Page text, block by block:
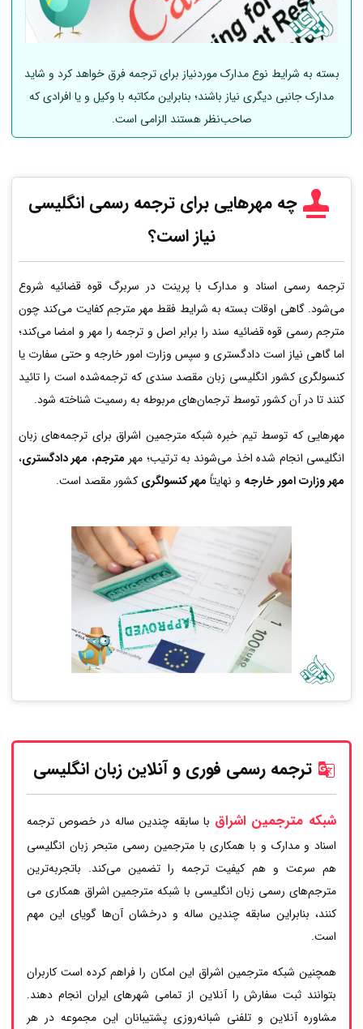
بسته به شرایط نوع مدارک موردنیاز برای ترجمه فرق خواهد کرد و شاید
مدارک جانبی دیگری نیاز باشند؛ بنابراین مکاتبه با وکیل و یا افرادی که
صاحب‌نظر هستند الزامی است.
چه مهرهایی برای ترجمه رسمی انگلیسی
نیاز است؟
ترجمه رسمی اسناد و مدارک با پرینت در سربرگ قوه قضائیه شروع
می‌شود. گاهی اوقات بسته به شرایط فقط مهر مترجم کفایت می‌کند چون
مترجم رسمی قوه قضائیه سند را برابر اصل و ترجمه را مهر و امضا می‌کند؛
اما گاهی نیاز است دادگستری و سپس وزارت امور خارجه و حتی سفارت یا
کنسولگری کشور انگلیسی زبان مقصد سندی که ترجمه‌شده است را تائید
کنند تا در آن کشور توسط ترجمان‌های مربوطه به رسمیت شناخته شود.
مهرهایی که توسط تیم خبره شبکه مترجمین اشراق برای ترجمه‌های زبان
انگلیسی انجام شده اخذ می‌شوند به ترتیب؛ مهر مترجم، مهر دادگستری،
مهر وزارت امور خارجه و نهایتاً مهر کنسولگری کشور مقصد است.
ترجمه رسمی فوری و آنلاین زبان انگلیسی
شبکه مترجمین اشراق با سابقه چندین ساله در خصوص ترجمه
اسناد و مدارک و با همکاری با مترجمین رسمی متبحر زبان انگلیسی
هم سرعت و هم کیفیت ترجمه را تضمین می‌کند. باتجربه‌ترین
مترجم‌های رسمی زبان انگلیسی با شبکه مترجمین اشراق همکاری می
کنند، بنابراین سابقه چندین ساله و درخشان آن‌ها گویای این مهم
است.
همچنین شبکه مترجمین اشراق این امکان را فراهم کرده است کاربران
بتوانند ثبت سفارش را آنلاین از تمامی شهرهای ایران انجام دهند.
مشاوره آنلاین و تلفنی شبانه‌روزی پشتیبانان این مجموعه در هر